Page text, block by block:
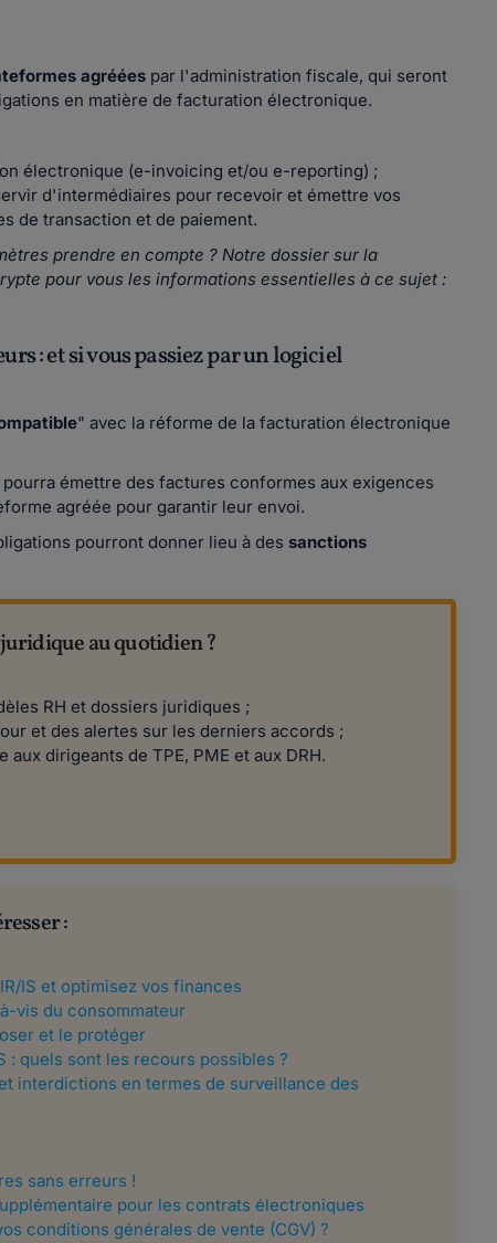
agréées par l'administration fiscale, qui seront
en matière de facturation électronique.
électronique (e-invoicing et/ou e-reporting) ;
d'intermédiaires pour recevoir et émettre vos
de transaction et de paiement.
prendre en compte ? Notre dossier sur la
pour vous les informations essentielles à ce sujet :
: et si vous passiez par un logiciel
" avec la réforme de la facturation électronique
émettre des factures conformes aux exigences
agréée pour garantir leur envoi.
pourront donner lieu à des sanctions
au quotidien ?
RH et dossiers juridiques ;
et des alertes sur les derniers accords ;
dirigeants de TPE, PME et aux DRH.
:
IS et optimisez vos finances
vis du consommateur
et le protéger
: quels sont les recours possibles ?
interdictions en termes de surveillance des
sans erreurs !
pour les contrats électroniques
conditions générales de vente (CGV) ?